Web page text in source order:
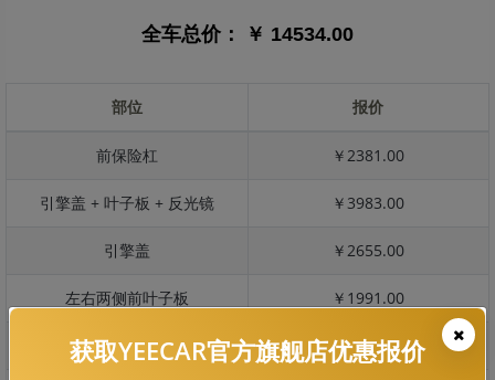
全车总价： ￥ 14534.00
部位 报价
前保险杠 ￥2381.00
引擎盖 + 叶子板 + 反光镜 ￥3983.00
引擎盖 ￥2655.00
左右两侧前叶子板 ￥1991.00
反光镜 ￥398.00
获取YEECAR官方旗舰店优惠报价